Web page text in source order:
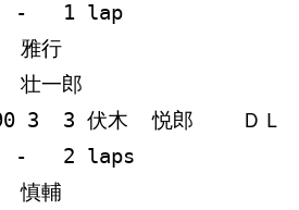
-   1 lap
雅行
壮一郎
3  3 伏木  悦郎    ＤＬ
-   2 laps
慎輔